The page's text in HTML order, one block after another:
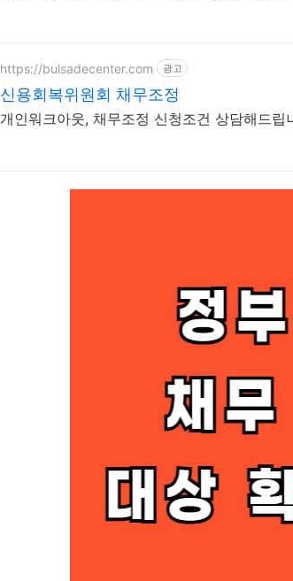
https://bulsadecenter.com 광고
신용회복위원회 채무조정
개인워크아웃, 채무조정 신청조건 상담해드립